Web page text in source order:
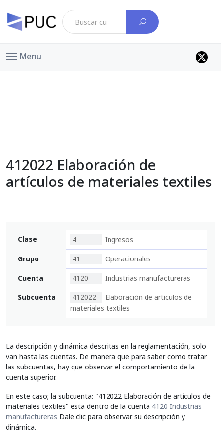
Menu
412022 Elaboración de
artículos de materiales textiles
Clase 4 Ingresos
Grupo 41 Operacionales
Cuenta 4120 Industrias manufactureras
Subcuenta 412022
Elaboración de artículos de
materiales textiles
La descripción y dinámica descritas en la reglamentación, solo
van hasta las cuentas. De manera que para saber como tratar
las subcuentas, hay que observar el comportamiento de la
cuenta superior.
En este caso; la subcuenta: "412022 Elaboración de artículos de
materiales textiles" esta dentro de la cuenta 4120 Industrias
manufactureras Dale clic para observar su descripción y
dinámica.